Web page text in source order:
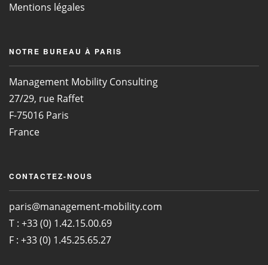
Mentions légales
NOTRE BUREAU À PARIS
Management Mobility Consulting
27/29, rue Raffet
F-75016 Paris
France
CONTACTEZ-NOUS
paris@management-mobility.com
T : +33 (0) 1.42.15.00.69
F : +33 (0) 1.45.25.65.27